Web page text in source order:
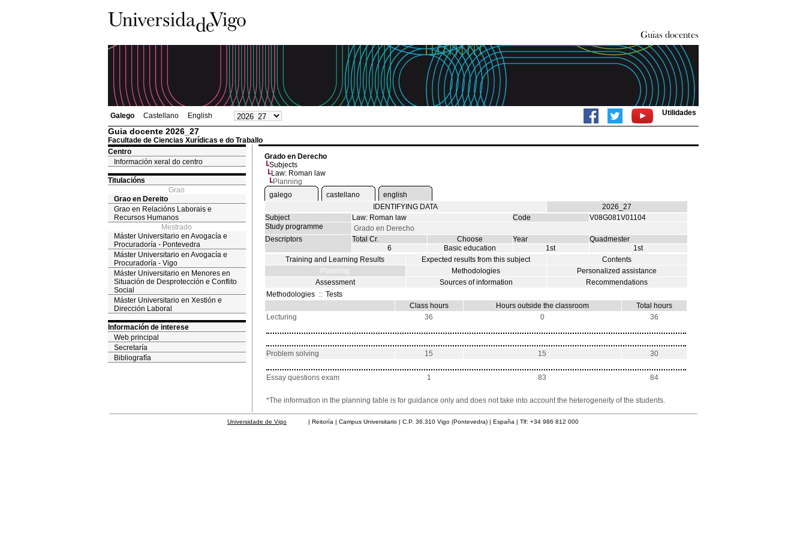
Galego Castellano English Utilidades
Guia docente 2026_27
Facultade de Ciencias Xurídicas e do Traballo
Centro
Información xeral do centro
Titulacións
Grao
Grao en Dereito
Grao en Relacións Laborais e
Recursos Humanos
Mestrado
Máster Universitario en Avogacía e
Procuradoría - Pontevedra
Máster Universitario en Avogacía e
Procuradoría - Vigo
Máster Universitario en Menores en
Situación de Desprotección e Conflito
Social
Máster Universitario en Xestión e
Dirección Laboral
Información de interese
Web principal
Secretaría
Bibliografía
Grado en Derecho
Subjects
Law: Roman law
Planning
galego
castellano
english
IDENTIFYING DATA
2026_27
Subject
Law: Roman law Code
V08G081V01104
Study programme
Grado en Derecho
Descriptors
Total Cr. Choose Year
Quadmester
6
Basic education 1st
1st
Training and Learning Results
Expected results from this subject
Contents
Planning
Methodologies
Personalized assistance
Assessment
Sources of information
Recommendations
Methodologies:: Tests
Class hours
Hours outside the classroom
Total hours
Lecturing
36 0 36
Problem solving 15 15 30
Essay questions exam 1 83 84
*The information in the planning table is for guidance only and does not take into account the heterogeneity of the students.
Universidade de Vigo | Reitoría | Campus Universitario | C.P. 36.310 Vigo (Pontevedra) | España | Tlf: +34 986 812 000